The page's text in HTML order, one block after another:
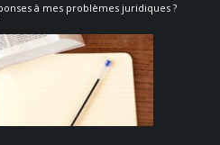
à mes problèmes juridiques ?